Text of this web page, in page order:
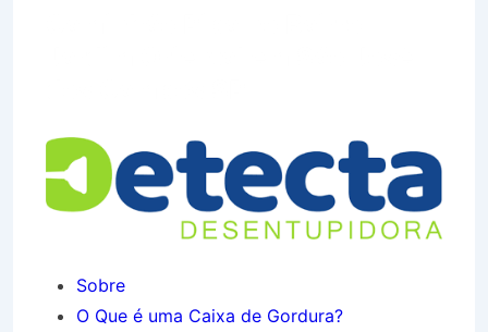
Sobre
O Que é uma Caixa de Gordura?